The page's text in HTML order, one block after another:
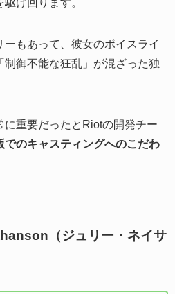
け回ります。
もあって、彼女のボイスライ
制御不能な狂乱」が混ざった独
に重要だったとRiotの開発チー
でのキャスティングへのこだわ
（ジュリー・ネイサ